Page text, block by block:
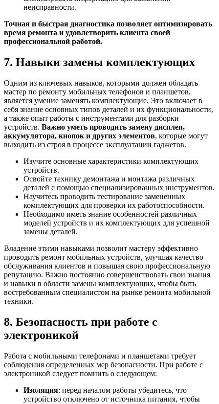
неисправности.
Точная и быстрая диагностика позволяет оптимизировать
время ремонта и удовлетворить клиента своей
профессиональной работой.
7. Навыки замены комплектующих
Одним из ключевых навыков, которыми должен обладать
мастер по ремонту мобильных телефонов и планшетов,
является умение заменять комплектующие. Это включает в
себя знание основных типов деталей и их функциональности,
а также опыт работы с инструментами для разборки
устройств. Важно уметь проводить замену дисплея,
аккумулятора, кнопок и других элементов, которые могут
выходить из строя в процессе эксплуатации гаджетов.
Изучите основные характеристики комплектующих
устройств.
Освойте технику демонтажа и монтажа различных
деталей с помощью специализированных инструментов.
Научитесь проводить тестирование замененных
комплектующих для проверки их работоспособности.
Необходимо иметь знание особенностей различных
моделей устройств и их комплектующих для успешной
замены деталей.
Владение этими навыками позволит мастеру эффективно
проводить ремонт мобильных устройств, улучшая качество
обслуживания клиентов и повышая свою профессиональную
репутацию. Важно постоянно совершенствовать свои знания
и навыки в области замены комплектующих, чтобы быть
востребованным специалистом на рынке ремонта мобильной
техники.
8. Безопасность при работе с
электроникой
Работа с мобильными телефонами и планшетами требует
соблюдения определенных мер безопасности. При работе с
электроникой следует помнить о следующем:
Изоляция: перед началом работы убедитесь, что
устройство отключено от источника питания, чтобы